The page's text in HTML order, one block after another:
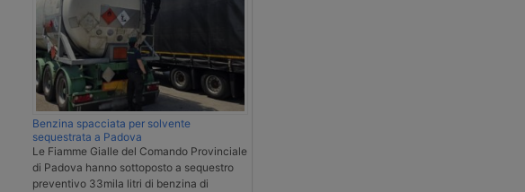
Benzina spacciata per solvente
sequestrata a Padova
Le Fiamme Gialle del Comando Provinciale
di Padova hanno sottoposto a sequestro
preventivo 33mila litri di benzina di